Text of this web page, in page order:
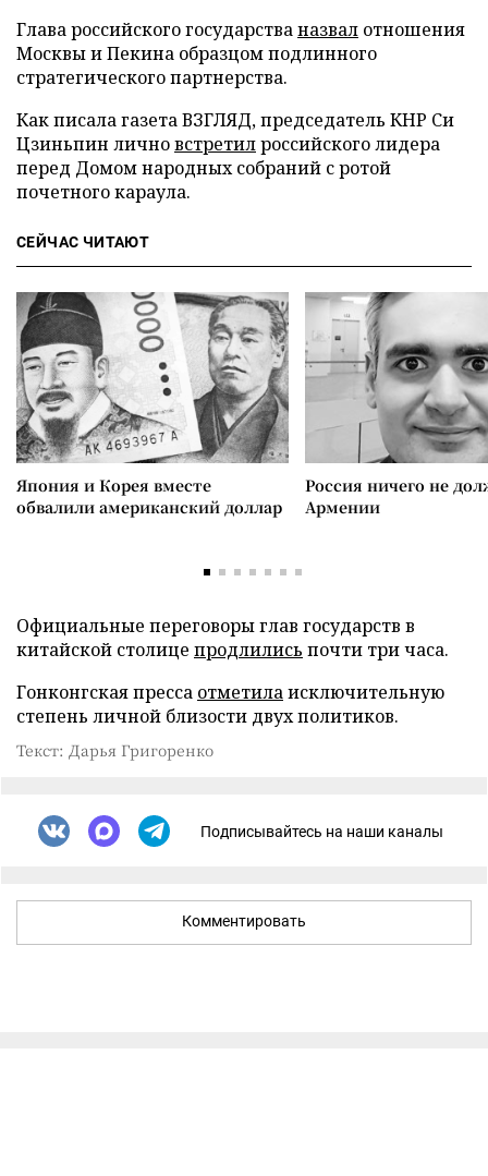
Глава российского государстваназвал отношения
Москвы и Пекина образцом подлинного
стратегического партнерства.
Как писала газета ВЗГЛЯД, председатель КНР Си
Цзиньпин личновстретилроссийского лидера
перед Домом народных собраний с ротой
почетного караула.
СЕЙЧАС ЧИТАЮТ
Япония и Корея вместе
обвалили американский доллар
Россия ничего не
Армении
Официальные переговоры глав государств в
китайской столице продлились почти три часа.
Гонконгская пресса отметилаисключительную
степень личной близости двух политиков.
Текст: Дарья Григоренко
Подписывайтесь на наши каналы
Комментировать